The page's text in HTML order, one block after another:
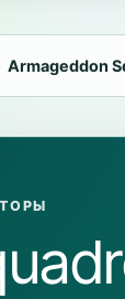
Armageddon